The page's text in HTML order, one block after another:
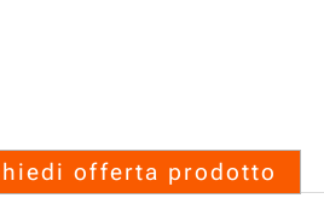
offerta prodotto